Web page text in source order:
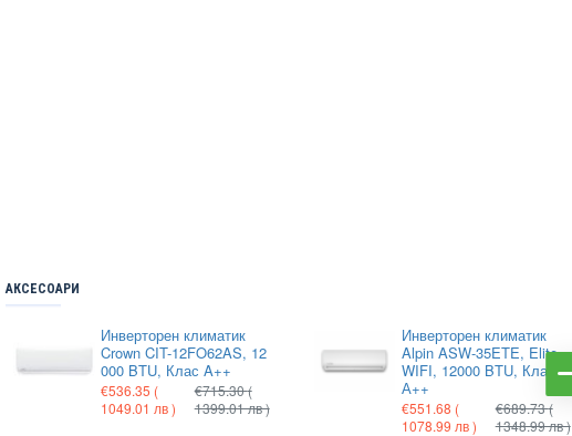
АКСЕСОАРИ
Инверторен климатик
Crown CIT-12FO62AS, 12
000 BTU, Клас A++
€536.35 (
1049.01 лв )
€715.30(
1399.01 лв )
Инверторен климатик
Alpin ASW-35ETE, Elite,
WIFI, 12000 BTU, Клас
А++
€551.68 (
1078.99 лв )
€689.73(
1348.99 лв )